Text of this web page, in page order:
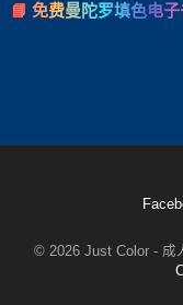
📘 免费曼陀罗填色电子
© 2026 Just Color - 成